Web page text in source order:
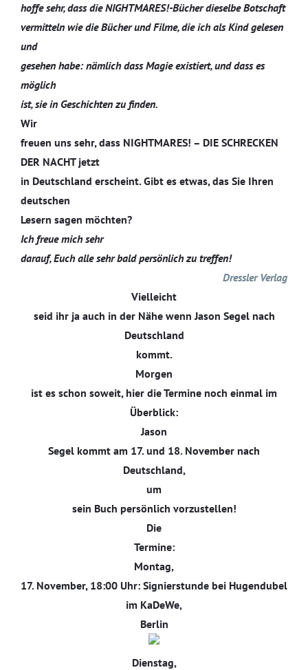
hoffe sehr, dass die NIGHTMARES!-Bücher dieselbe Botschaft
vermitteln wie die Bücher und Filme, die ich als Kind gelesen
und
gesehen habe: nämlich dass Magie existiert, und dass es
möglich
ist, sie in Geschichten zu finden.
Wir
freuen uns sehr, dass NIGHTMARES! – DIE SCHRECKEN
DER NACHT jetzt
in Deutschland erscheint. Gibt es etwas, das Sie Ihren
deutschen
Lesern sagen möchten?
Ich freue mich sehr
darauf, Euch alle sehr bald persönlich zu treffen!
Dressler Verlag
Vielleicht
seid ihr ja auch in der Nähe wenn Jason Segel nach
Deutschland
kommt.
Morgen
ist es schon soweit, hier die Termine noch einmal im
Überblick:
Jason
Segel kommt am 17. und 18. November nach
Deutschland,
um
sein Buch persönlich vorzustellen!
Die
Termine:
Montag,
17. November, 18:00 Uhr: Signierstunde bei Hugendubel
im KaDeWe,
Berlin
Dienstag,